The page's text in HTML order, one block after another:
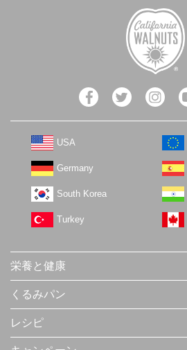
USA
Germany
South Korea
Turkey
栄養と健康
くるみパン
レシピ